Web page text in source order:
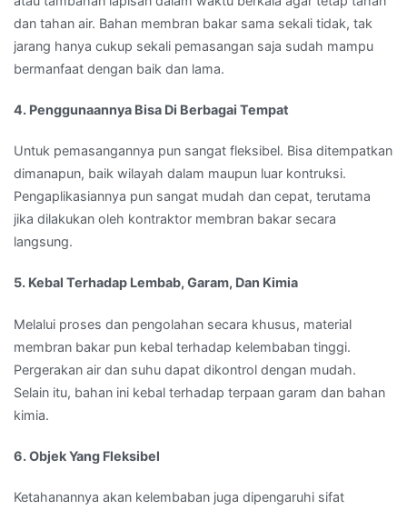
dan tahan air. Bahan membran bakar sama sekali tidak, tak
jarang hanya cukup sekali pemasangan saja sudah mampu
bermanfaat dengan baik dan lama.
4. Penggunaannya Bisa Di Berbagai Tempat
Untuk pemasangannya pun sangat fleksibel. Bisa ditempatkan
dimanapun, baik wilayah dalam maupun luar kontruksi.
Pengaplikasiannya pun sangat mudah dan cepat, terutama
jika dilakukan oleh kontraktor membran bakar secara
langsung.
5. Kebal Terhadap Lembab, Garam, Dan Kimia
Melalui proses dan pengolahan secara khusus, material
membran bakar pun kebal terhadap kelembaban tinggi.
Pergerakan air dan suhu dapat dikontrol dengan mudah.
Selain itu, bahan ini kebal terhadap terpaan garam dan bahan
kimia.
6. Objek Yang Fleksibel
Ketahanannya akan kelembaban juga dipengaruhi sifat